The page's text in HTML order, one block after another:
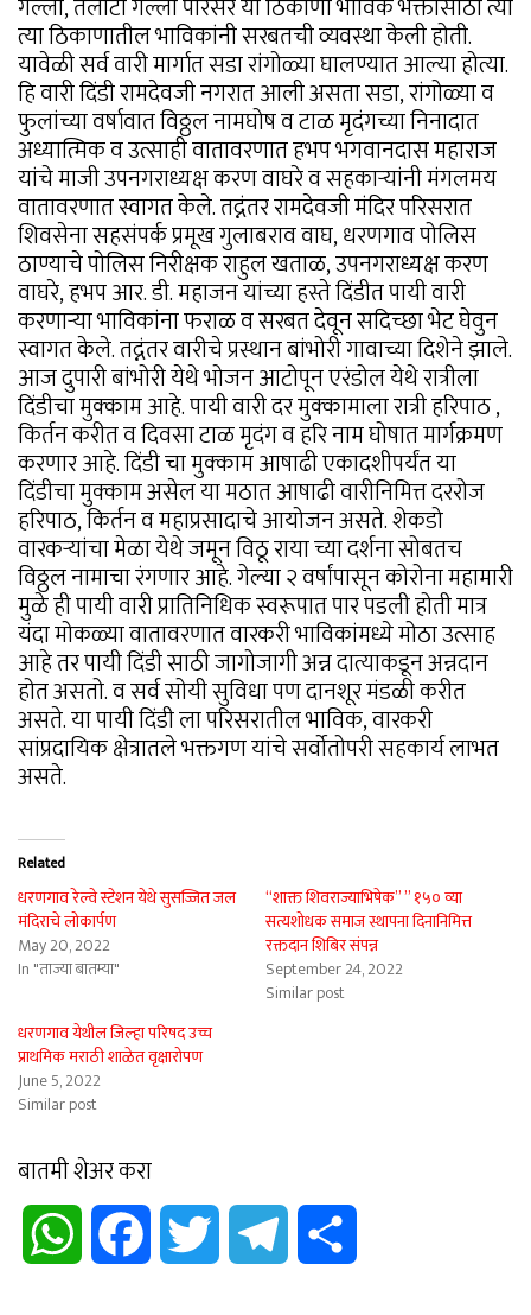
गल्ली, तेलाटी गल्ली परिसर या ठिकाणी भाविक भक्तांसाठी त्या
त्या ठिकाणातील भाविकांनी सरबतची व्यवस्था केली होती.
यावेळी सर्व वारी मार्गात सडा रांगोळ्या घालण्यात आल्या होत्या.
हि वारी दिंडी रामदेवजी नगरात आली असता सडा, रांगोळ्या व
फुलांच्या वर्षावात विठ्ठल नामघोष व टाळ मृदंगच्या निनादात
अध्यात्मिक व उत्साही वातावरणात हभप भगवानदास महाराज
यांचे माजी उपनगराध्यक्ष करण वाघरे व सहकाऱ्यांनी मंगलमय
वातावरणात स्वागत केले. तद्नंतर रामदेवजी मंदिर परिसरात
शिवसेना सहसंपर्क प्रमूख गुलाबराव वाघ, धरणगाव पोलिस
ठाण्याचे पोलिस निरीक्षक राहुल खताळ, उपनगराध्यक्ष करण
वाघरे, हभप आर. डी. महाजन यांच्या हस्ते दिंडीत पायी वारी
करणाऱ्या भाविकांना फराळ व सरबत देवून सदिच्छा भेट घेवुन
स्वागत केले. तद्नंतर वारीचे प्रस्थान बांभोरी गावाच्या दिशेने झाले.
आज दुपारी बांभोरी येथे भोजन आटोपून एरंडोल येथे रात्रीला
दिंडीचा मुक्काम आहे. पायी वारी दर मुक्कामाला रात्री हरिपाठ ,
किर्तन करीत व दिवसा टाळ मृदंग व हरि नाम घोषात मार्गक्रमण
करणार आहे. दिंडी चा मुक्काम आषाढी एकादशीपर्यंत या
दिंडीचा मुक्काम असेल या मठात आषाढी वारीनिमित्त दररोज
हरिपाठ, किर्तन व महाप्रसादाचे आयोजन असते. शेकडो
वारकऱ्यांचा मेळा येथे जमून विठू राया च्या दर्शना सोबतच
विठ्ठल नामाचा रंगणार आहे. गेल्या २ वर्षांपासून कोरोना महामारी
मुळे ही पायी वारी प्रातिनिधिक स्वरूपात पार पडली होती मात्र
यंदा मोकळ्या वातावरणात वारकरी भाविकांमध्ये मोठा उत्साह
आहे तर पायी दिंडी साठी जागोजागी अन्न दात्याकडून अन्नदान
होत असतो. व सर्व सोयी सुविधा पण दानशूर मंडळी करीत
असते. या पायी दिंडी ला परिसरातील भाविक, वारकरी
सांप्रदायिक क्षेत्रातले भक्तगण यांचे सर्वोतोपरी सहकार्य लाभत
असते.
Related
धरणगाव रेल्वे स्टेशन येथे सुसज्जित जल
मंदिराचे लोकार्पण
May 20, 2022
In "ताज्या बातम्या"
“शाक्त शिवराज्याभिषेक” ” १५० व्या
सत्यशोधक समाज स्थापना दिनानिमित्त
रक्तदान शिबिर संपन्न
September 24, 2022
Similar post
धरणगाव येथील जिल्हा परिषद उच्च
प्राथमिक मराठी शाळेत वृक्षारोपण
June 5, 2022
Similar post
बातमी शेअर करा
WhatsApp Facebook Twitter Telegram